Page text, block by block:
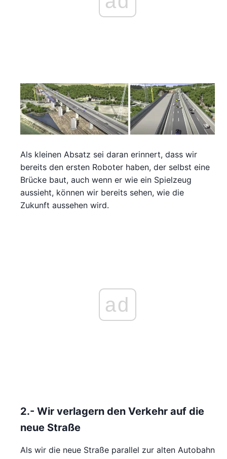
Als kleinen Absatz sei daran erinnert, dass wir
bereits den ersten Roboter haben, der selbst eine
Brücke baut, auch wenn er wie ein Spielzeug
aussieht, können wir bereits sehen, wie die
Zukunft aussehen wird.
ad
2.- Wir verlagern den Verkehr auf die
neue Straße
Als wir die neue Straße parallel zur alten Autobahn